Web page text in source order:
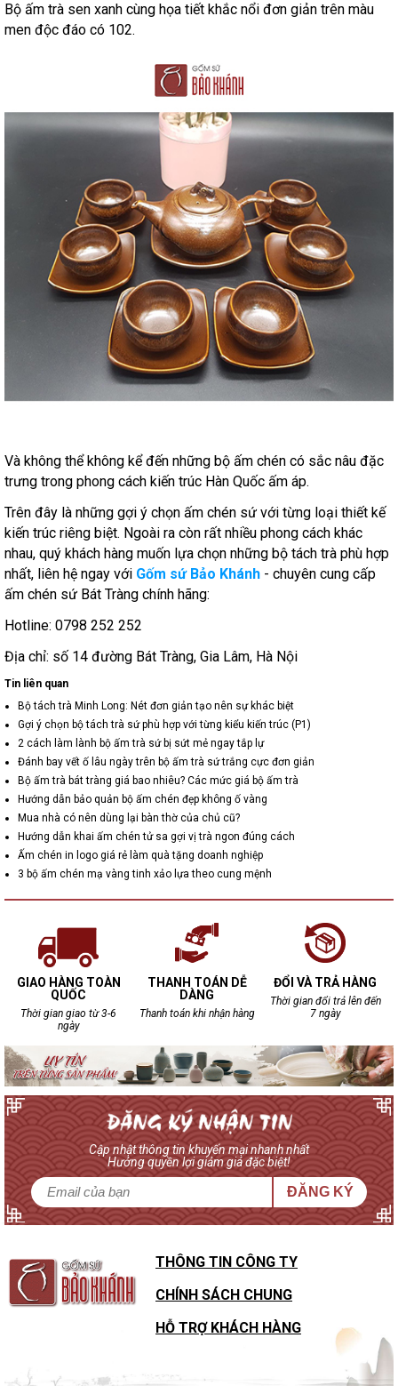
Bộ ấm trà sen xanh cùng họa tiết khắc nổi đơn giản trên màu
men độc đáo có 102.
Và không thể không kể đến những bộ ấm chén có sắc nâu đặc
trưng trong phong cách kiến trúc Hàn Quốc ấm áp.
Trên đây là những gợi ý chọn ấm chén sứ với từng loại thiết kế
kiến trúc riêng biệt. Ngoài ra còn rất nhiều phong cách khác
nhau, quý khách hàng muốn lựa chọn những bộ tách trà phù hợp
nhất, liên hệ ngay với Gốm sứ Bảo Khánh - chuyên cung cấp
ấm chén sứ Bát Tràng chính hãng:
Hotline: 0798 252 252
Địa chỉ: số 14 đường Bát Tràng, Gia Lâm, Hà Nội
Tin liên quan
Bộ tách trà Minh Long: Nét đơn giản tạo nên sự khác biệt
Gợi ý chọn bộ tách trà sứ phù hợp với từng kiểu kiến trúc (P1)
2 cách làm lành bộ ấm trà sứ bị sứt mẻ ngay tắp lự
Đánh bay vết ố lâu ngày trên bộ ấm trà sứ trắng cực đơn giản
Bộ ấm trà bát tràng giá bao nhiêu? Các mức giá bộ ấm trà
Hướng dẫn bảo quản bộ ấm chén đẹp không ố vàng
Mua nhà có nên dùng lại bàn thờ của chủ cũ?
Hướng dẫn khai ấm chén tử sa gợi vị trà ngon đúng cách
Ấm chén in logo giá rẻ làm quà tặng doanh nghiệp
3 bộ ấm chén mạ vàng tinh xảo lựa theo cung mệnh
GIAO HÀNG TOÀN
QUỐC
Thời gian giao từ 3-6
ngày
THANH TOÁN DỄ
DÀNG
Thanh toán khi nhận hàng
ĐỔI VÀ TRẢ HÀNG
Thời gian đổi trả lên đến
7 ngày
Cập nhật thông tin khuyến mại nhanh nhất
Hưởng quyền lợi giảm giá đặc biệt!
ĐĂNG KÝ
THÔNG TIN CÔNG TY
CHÍNH SÁCH CHUNG
HỖ TRỢ KHÁCH HÀNG